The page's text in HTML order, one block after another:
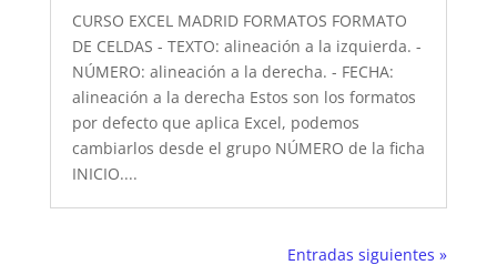
CURSO EXCEL MADRID FORMATOS FORMATO
DE CELDAS - TEXTO: alineación a la izquierda. -
NÚMERO: alineación a la derecha. - FECHA:
alineación a la derecha Estos son los formatos
por defecto que aplica Excel, podemos
cambiarlos desde el grupo NÚMERO de la ficha
INICIO....
Entradas siguientes »